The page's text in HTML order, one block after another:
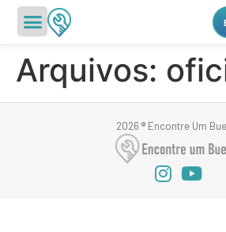
Arquivos:
2026 ® Encontre Um